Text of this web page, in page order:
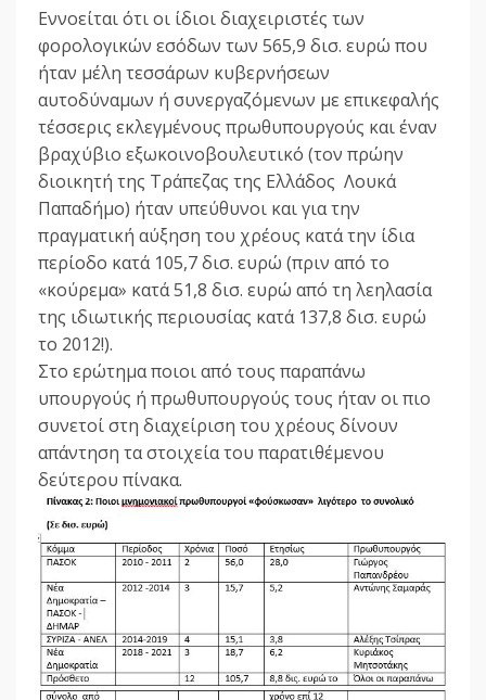
Εννοείται ότι οι ίδιοι διαχειριστές των
φορολογικών εσόδων των 565,9 δισ. ευρώ που
ήταν μέλη τεσσάρων κυβερνήσεων
αυτοδύναμων ή συνεργαζόμενων με επικεφαλής
τέσσερις εκλεγμένους πρωθυπουργούς και έναν
βραχύβιο εξωκοινοβουλευτικό (τον πρώην
διοικητή της Τράπεζας της Ελλάδος Λουκά
Παπαδήμο) ήταν υπεύθυνοι και για την
πραγματική αύξηση του χρέους κατά την ίδια
περίοδο κατά 105,7 δισ. ευρώ (πριν από το
«κούρεμα» κατά 51,8 δισ. ευρώ από τη λεηλασία
της ιδιωτικής περιουσίας κατά 137,8 δισ. ευρώ
το 2012!).
Στο ερώτημα ποιοι από τους παραπάνω
υπουργούς ή πρωθυπουργούς τους ήταν οι πιο
συνετοί στη διαχείριση του χρέους δίνουν
απάντηση τα στοιχεία του παρατιθέμενου
δεύτερου πίνακα.